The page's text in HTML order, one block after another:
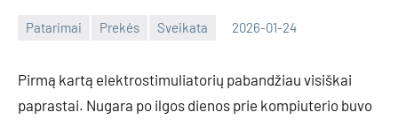
Patarimai Prekės Sveikata 2026-01-24
Pirmą kartą elektrostimuliatorių pabandžiau visiškai
paprastai. Nugara po ilgos dienos prie kompiuterio buvo